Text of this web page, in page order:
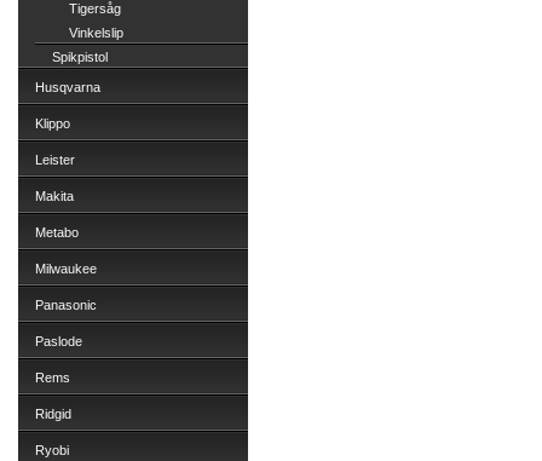
Tigersåg
Vinkelslip
Spikpistol
Husqvarna
Klippo
Leister
Makita
Metabo
Milwaukee
Panasonic
Paslode
Rems
Ridgid
Ryobi